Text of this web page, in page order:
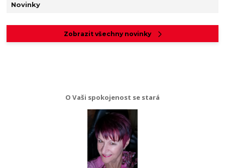
Novinky
Zobrazit všechny novinky
O Vaši spokojenost se stará